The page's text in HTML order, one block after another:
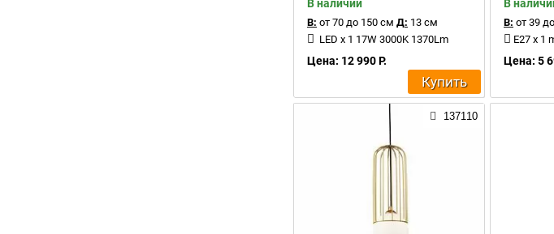
В наличии
В: от 70 до 150 см Д: 13 см
LED x 1 17W 3000K 1370Lm
Цена: 12 990 Р.
Купить
В
В: от 39
E27 x 1
Цена: 5
137110